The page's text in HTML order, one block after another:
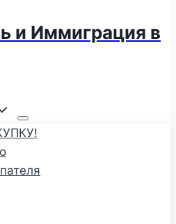
и Иммиграция в